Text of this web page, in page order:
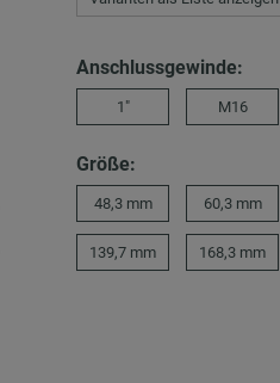
Anschlussgewinde:
1″ M16
Größe:
48,3 mm 60,3 mm
139,7 mm 168,3 mm